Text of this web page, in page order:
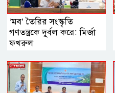
‘মব’ তৈরির সংস্কৃতি
গণতন্ত্রকে দুর্বল করে: মির্জা
ফখরুল